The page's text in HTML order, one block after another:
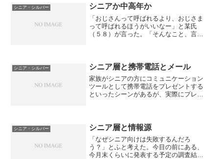
に怒られる。「まみちゃ...
シニア・シルバー シニアか中高年か
「おじさんって呼ばれるより、おじさま
って呼ばれるほうがいいなー」と某氏
（５８）が言った。「そんなこと、言わ
部の人は）年齢という...
シニア・シルバー シニア層と携帯電話とメール
家族がシニアの方にコミュニケーション
ツールとして携帯電話をプレゼントする
といったシーンがあるが、実際にプレゼ
果、今回の調査では「自身で...
シニア・シルバー シニア層と情報源
「なぜシニア向けは失敗するんだろ
う？」とふと考えた。今目の前にある、
今月末くらいに発表する予定の調査結果